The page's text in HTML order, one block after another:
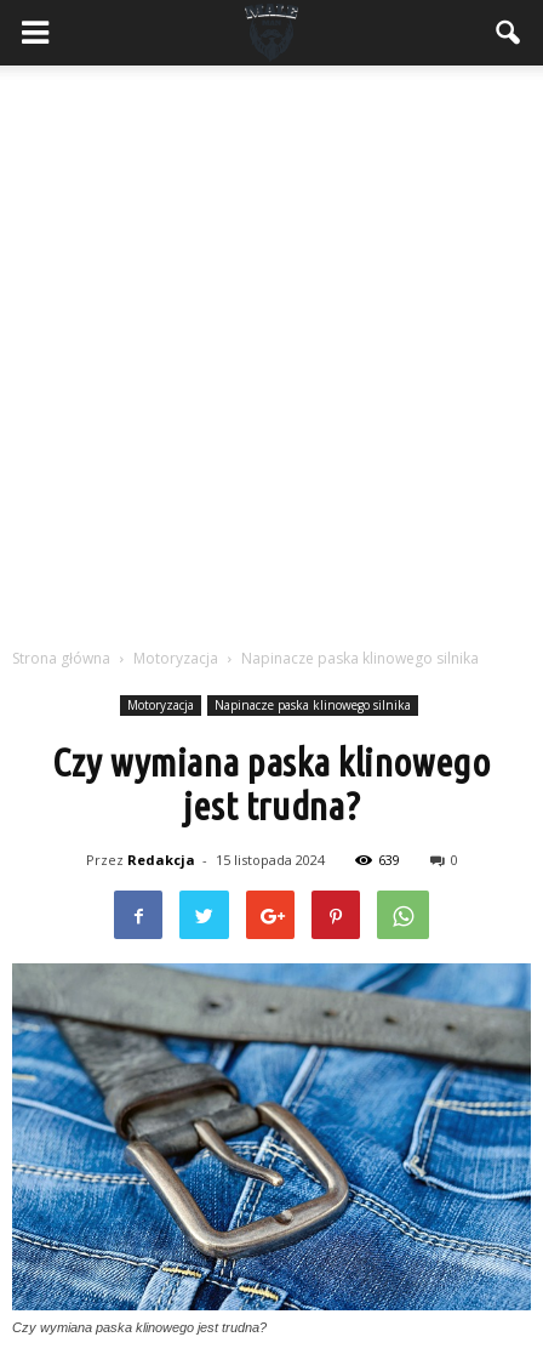
MaleMEN.pl
Strona główna Motoryzacja Napinacze paska klinowego silnika
Motoryzacja Napinacze paska klinowego silnika
Czy wymiana paska klinowego
jest trudna?
Przez Redakcja - 15 listopada 2024 639 0
Czy wymiana paska klinowego jest trudna?